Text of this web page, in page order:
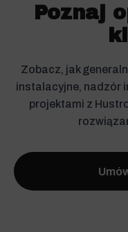
Poznaj
Zobacz, jak
instalacyjne, nadzór
projektami z